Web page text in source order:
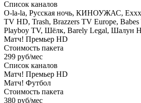
Список каналов
O-la-la, Русская ночь, КИНОУЖАС,
TV HD, Trash, Brazzers TV Europe,
Playboy TV, Шёлк, Barely Legal, Шалун
Матч! Премьер HD
Стоимость пакета
299 руб/мес
Список каналов
Матч! Премьер HD
Матч! Футбол
Стоимость пакета
380 руб/мес